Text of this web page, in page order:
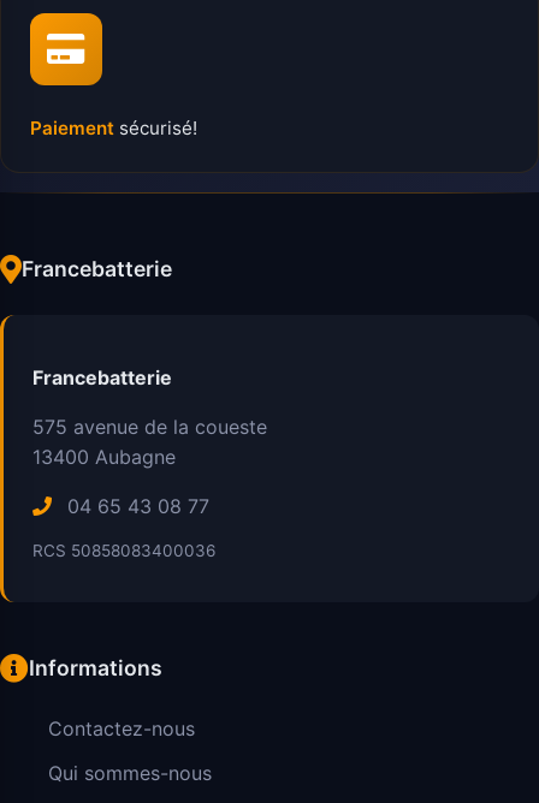
Paiement sécurisé!
Francebatterie
Francebatterie
575 avenue de la coueste
13400 Aubagne
04 65 43 08 77
RCS 50858083400036
Informations
Contactez-nous
Qui sommes-nous